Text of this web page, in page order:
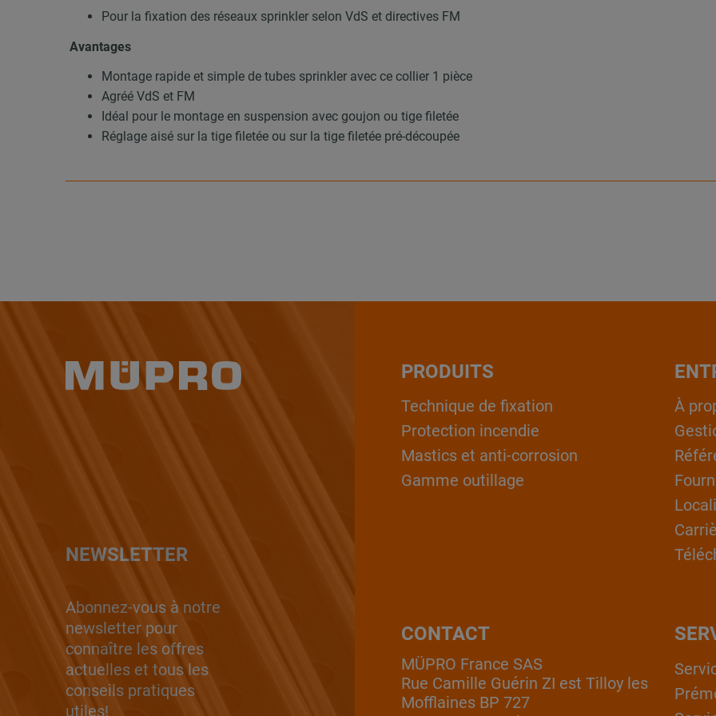
Pour la fixation des réseaux sprinkler selon VdS et directives FM
Avantages
Montage rapide et simple de tubes sprinkler avec ce collier 1 pièce
Agréé VdS et FM
Idéal pour le montage en suspension avec goujon ou tige filetée
Réglage aisé sur la tige filetée ou sur la tige filetée pré-découpée
NEWSLETTER
Abonnez-vous à notre
newsletter pour
connaître les offres
actuelles et tous les
conseils pratiques
utiles!
PRODUITS
Technique de fixation
Protection incendie
Mastics et anti-corrosion
Gamme outillage
À
CONTACT
MÜPRO France SAS
Rue Camille Guérin ZI est Tilloy les
Mofflaines BP 727